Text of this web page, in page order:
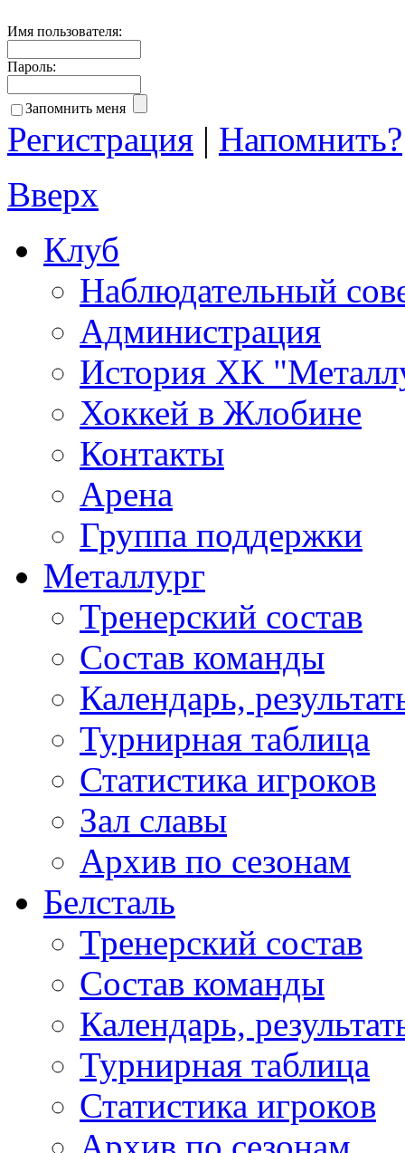
Имя пользователя:
Пароль:
Запомнить меня
Регистрация | Напомнить?
Вверх
Клуб
Наблюдательный
Администрация
История ХК
Хоккей в Жлобине
Контакты
Арена
Группа поддержки
Металлург
Тренерский состав
Состав команды
Календарь,
Турнирная таблица
Статистика игроков
Зал славы
Архив по сезонам
Белсталь
Тренерский состав
Состав команды
Календарь,
Турнирная таблица
Статистика игроков